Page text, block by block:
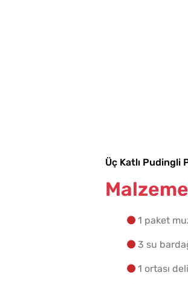
Üç Katlı Pudingli
1 paket
3 su
1 ortası